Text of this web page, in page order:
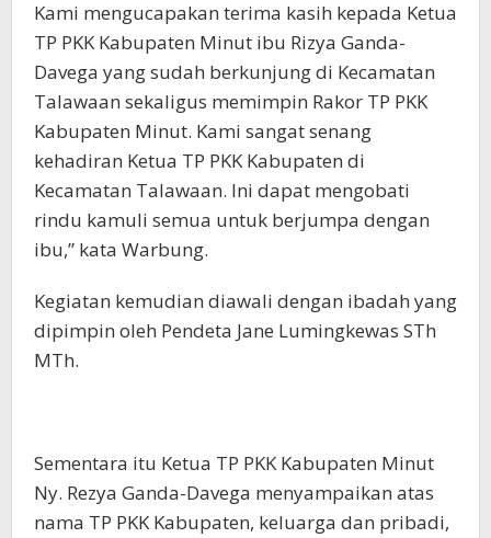
Kami mengucapakan terima kasih kepada Ketua
TP PKK Kabupaten Minut ibu Rizya Ganda-
Davega yang sudah berkunjung di Kecamatan
Talawaan sekaligus memimpin Rakor TP PKK
Kabupaten Minut. Kami sangat senang
kehadiran Ketua TP PKK Kabupaten di
Kecamatan Talawaan. Ini dapat mengobati
rindu kamuli semua untuk berjumpa dengan
ibu,” kata Warbung.
Kegiatan kemudian diawali dengan ibadah yang
dipimpin oleh Pendeta Jane Lumingkewas STh
MTh.
Sementara itu Ketua TP PKK Kabupaten Minut
Ny. Rezya Ganda-Davega menyampaikan atas
nama TP PKK Kabupaten, keluarga dan pribadi,